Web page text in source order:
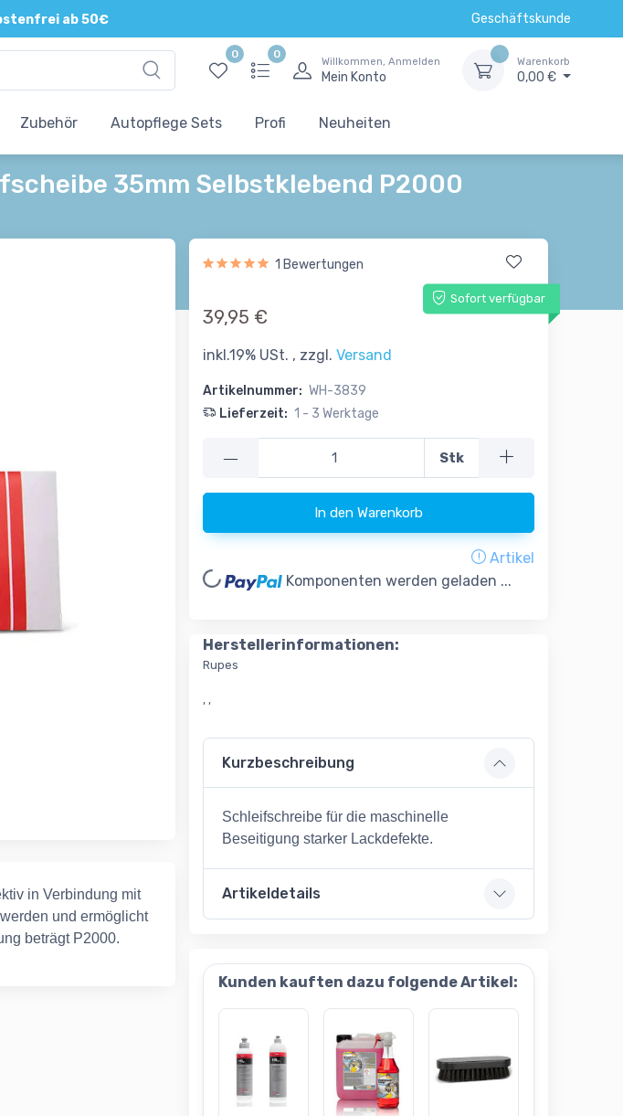
ab 50€ Geschäftskunde
0 0
Willkommen, Anmelden
Mein Konto
Warenkorb
0,00 €
Zubehör Autopflege Sets Profi Neuheiten
35mm Selbstklebend P2000
in Verbindung mit
und ermöglicht
beträgt P2000.
1 Bewertungen
Sofort verfügbar
39,95 €
inkl.19% USt. , zzgl. Versand
Artikelnummer: WH-3839
Lieferzeit: 1 - 3 Werktage
— Stk
In den Warenkorb
Artikel
Loading... Komponenten werden geladen ...
Herstellerinformationen:
Rupes
, ,
Kurzbeschreibung
Schleifschreibe für die maschinelle
Beseitigung starker Lackdefekte.
Artikeldetails
Kunden kauften dazu folgende Artikel: